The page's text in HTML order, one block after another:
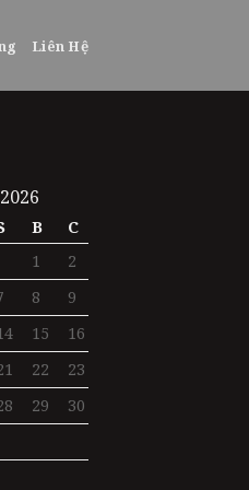
Liên Hệ
B
C
1
2
8
9
15
16
22
23
29
30